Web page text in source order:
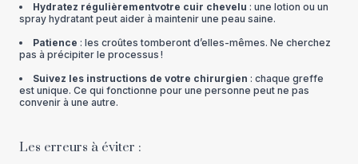
Hydratez régulièrementvotre cuir chevelu : une lotion ou un
spray hydratant peut aider à maintenir une peau saine.
Patience : les croûtes tomberont d’elles-mêmes. Ne cherchez
pas à précipiter le processus !
Suivez les instructions de votre chirurgien : chaque greffe
est unique. Ce qui fonctionne pour une personne peut ne pas
convenir à une autre.
Les erreurs à éviter :